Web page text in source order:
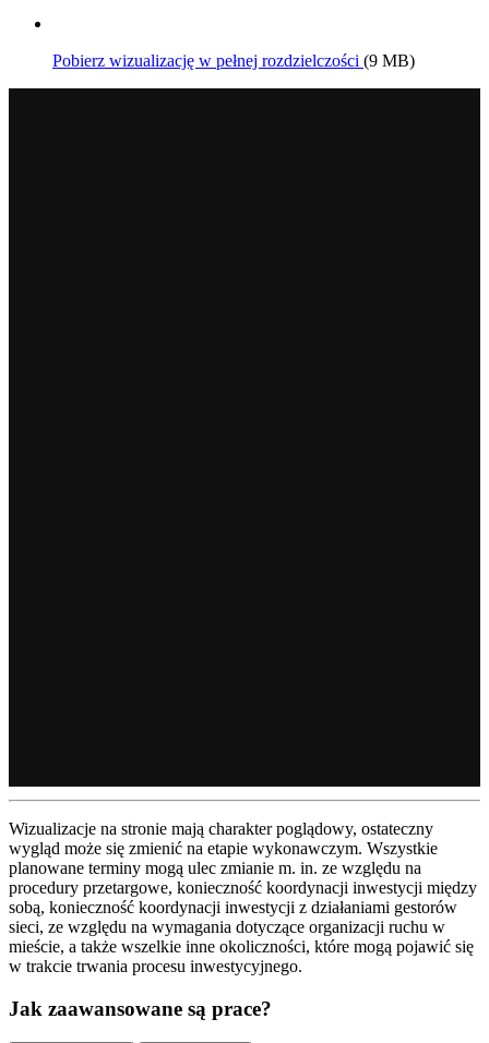
Pobierz wizualizację w pełnej rozdzielczości (9 MB)
Wizualizacje na stronie mają charakter poglądowy, ostateczny
wygląd może się zmienić na etapie wykonawczym. Wszystkie
planowane terminy mogą ulec zmianie m. in. ze względu na
procedury przetargowe, konieczność koordynacji inwestycji między
sobą, konieczność koordynacji inwestycji z działaniami gestorów
sieci, ze względu na wymagania dotyczące organizacji ruchu w
mieście, a także wszelkie inne okoliczności, które mogą pojawić się
w trakcie trwania procesu inwestycyjnego.
Jak zaawansowane są prace?